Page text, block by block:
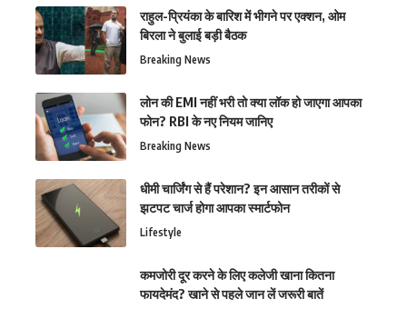
राहुल-प्रियंका के बारिश में भीगने पर एक्शन, ओम
बिरला ने बुलाई बड़ी बैठक
Breaking News
लोन की EMI नहीं भरी तो क्या लॉक हो जाएगा आपका
फोन? RBI के नए नियम जानिए
Breaking News
धीमी चार्जिंग से हैं परेशान? इन आसान तरीकों से
झटपट चार्ज होगा आपका स्मार्टफोन
Lifestyle
कमजोरी दूर करने के लिए कलेजी खाना कितना
फायदेमंद? खाने से पहले जान लें जरूरी बातें